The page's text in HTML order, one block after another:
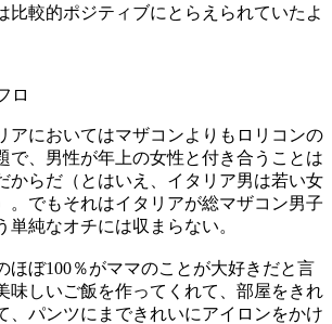
比較的ポジティブにとらえられていたよ
ロ
アにおいてはマザコンよりもロリコンの
で、男性が年上の女性と付き合うことは
からだ（とはいえ、イタリア男は若い女
。でもそれはイタリアが総マザコン男子
単純なオチには収まらない。
ほぼ100％がママのことが大好きだと言
味しいご飯を作ってくれて、部屋をきれ
、パンツにまできれいにアイロンをかけ